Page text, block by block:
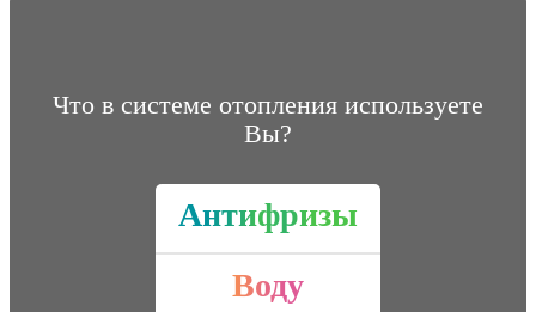
Что в системе отопления используете
Вы?
Антифризы
Воду